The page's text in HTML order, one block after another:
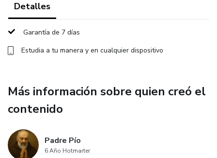
Detalles
Garantía de 7 días
Estudia a tu manera y en cualquier dispositivo
Más información sobre quien creó el
contenido
Padre Pío
6 Año Hotmarter